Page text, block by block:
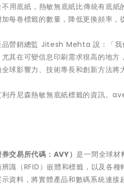
用底紙，熱敏無底紙比傳統有底紙
每卷標籤的數量，降低更換頻率，
營銷總監 Jitesh Mehta 說：「
其在可變信息印刷需求很高的地
球影響力、技術專長和創新方法將
利丹尼森熱敏無底紙標籤的資訊。
交易所代碼： AVY） 是一間全球材
識（RFID）嵌體和標籤，以及各
資料，將實體產品和數碼系統連